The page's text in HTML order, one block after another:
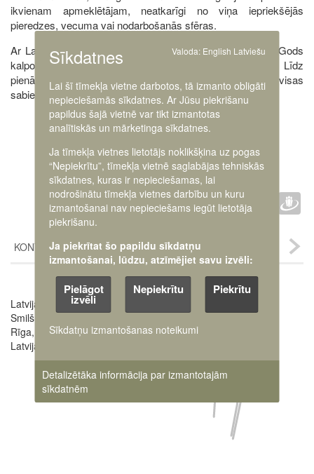
ikvienam apmeklētājam, neatkarīgi no viņa iepriekšējās
pieredzes, vecuma vai nodarbošanās sfēras.
Ar Latvijas Kara muzeja ekspozīcijas starpniecību vārdi “Gods
kalpot Latvijai!” ienāks skolās, ģimenēs un darba vidē. Līdz
pienāks diena, kad no karavīra solījuma tas pārtaps par visas
sabiedrības vadmotīvu!
IETEIKT :
KONTAKTI
Latvijas Kara muzejs
Smilšu iela 20
Rīga, LV-1050,
Latvija
Sīkdatnes Valoda: English Latviešu
Lai šī tīmekļa vietne darbotos, tā izmanto obligāti
nepieciešamās sīkdatnes. Ar Jūsu piekrišanu
papildus šajā vietnē var tikt izmantotas
analītiskās un mārketinga sīkdatnes.
Ja tīmekļa vietnes lietotājs noklikšķina uz pogas
“Nepiekrītu”, tīmekļa vietnē saglabājas tehniskās
sīkdatnes, kuras ir nepieciešamas, lai
nodrošinātu tīmekļa vietnes darbību un kuru
izmantošanai nav nepieciešams iegūt lietotāja
piekrišanu.
Ja piekrītat šo papildu sīkdatņu
izmantošanai, lūdzu, atzīmējiet savu izvēli:
Pielāgot
izvēli
Nepiekrītu Piekrītu
Sīkdatņu izmantošanas noteikumi
Detalizētāka informācija par izmantotajām
sīkdatnēm